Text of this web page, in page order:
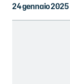
24 gennaio 2025